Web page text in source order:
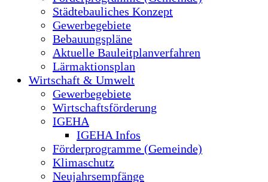
Städtebauliches Konzept
Gewerbegebiete
Bebauungspläne
Aktuelle Bauleitplanverfahren
Lärmaktionsplan
Wirtschaft & Umwelt
Gewerbegebiete
Wirtschaftsförderung
IGEHA
IGEHA Infos
Förderprogramme (Gemeinde)
Klimaschutz
Neujahrsempfänge